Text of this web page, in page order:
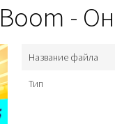
-
Название файла
Тип